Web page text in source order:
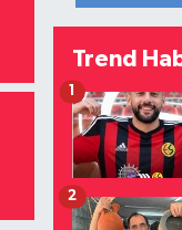
Trend
1
2